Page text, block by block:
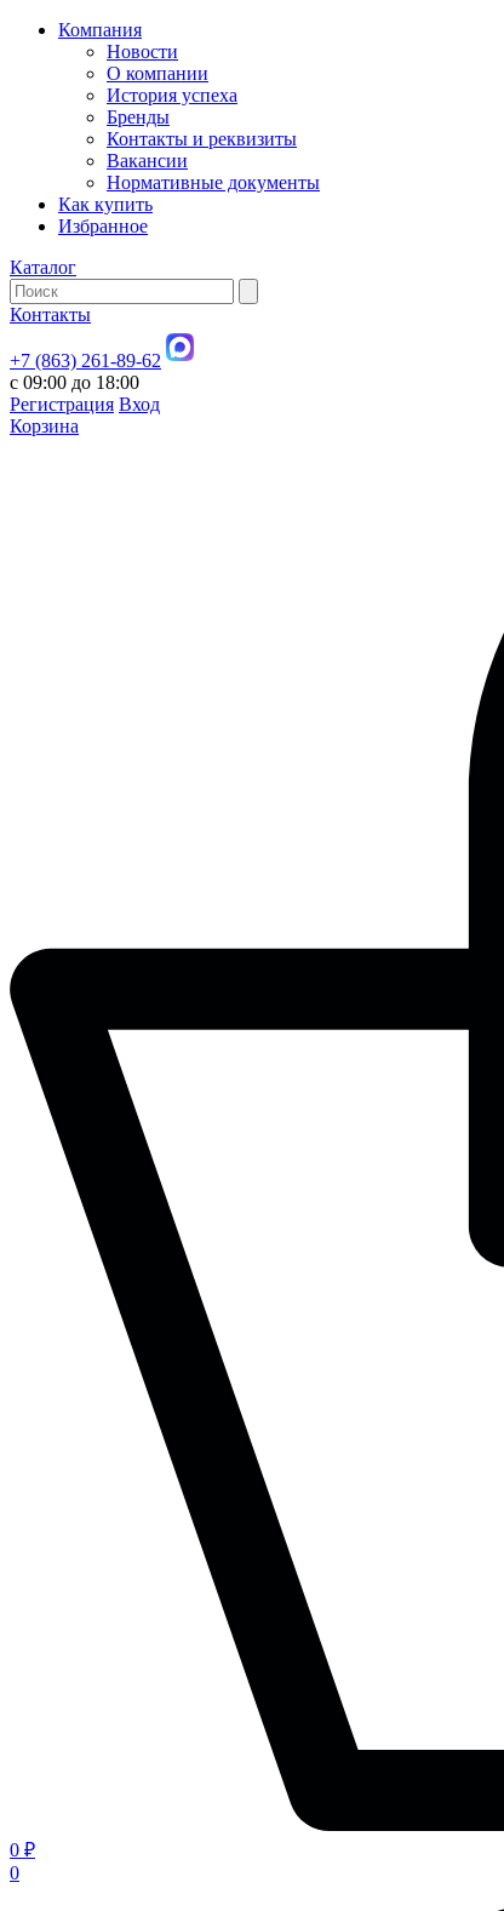
Компания
Новости
О компании
История успеха
Бренды
Контакты и реквизиты
Вакансии
Нормативные документы
Как купить
Избранное
Каталог
Контакты
+7 (863) 261-89-62
с 09:00 до 18:00
Регистрация Вход
Корзина
0 ₽
0